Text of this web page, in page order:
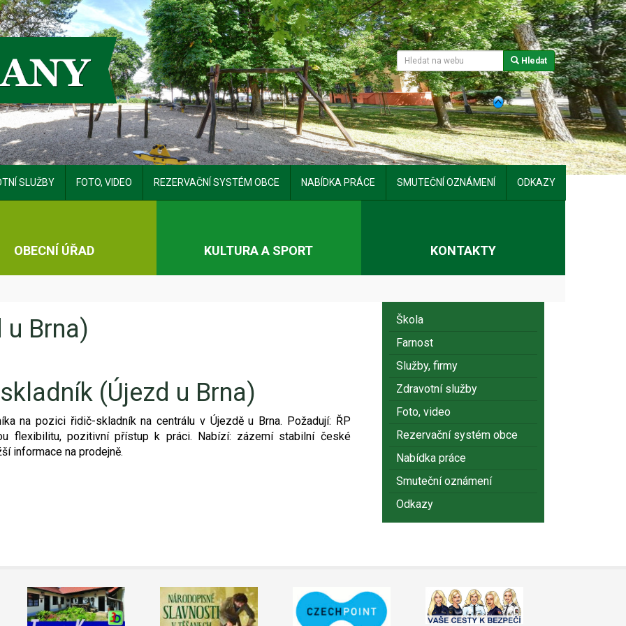
Hledat
SLUŽBY FOTO, VIDEO REZERVAČNÍ SYSTÉM OBCE NABÍDKA PRÁCE SMUTEČNÍ OZNÁMENÍ ODKAZY
OBECNÍ ÚŘAD KULTURA A SPORT KONTAKTY
u Brna)
(Újezd u Brna)
na pozici řidič-skladník na centrálu v Újezdě u Brna. Požadují: ŘP
flexibilitu, pozitivní přístup k práci. Nabízí: zázemí stabilní české
informace na prodejně.
Škola
Farnost
Služby, firmy
Zdravotní služby
Foto, video
Rezervační systém obce
Nabídka práce
Smuteční oznámení
Odkazy